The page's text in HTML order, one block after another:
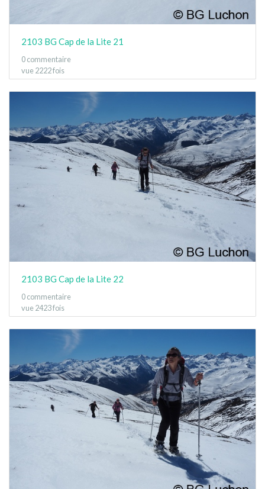
2103 BG Cap de la Lite 21
0 commentaire
vue 2222 fois
2103 BG Cap de la Lite 22
0 commentaire
vue 2423 fois